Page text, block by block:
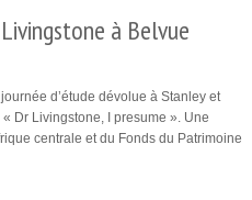
à Belvue
d’étude dévolue à Stanley et
Dr Livingstone, I presume ». Une
centrale et du Fonds du Patrimoine